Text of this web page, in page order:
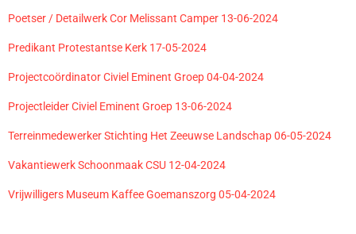
Poetser / Detailwerk Cor Melissant Camper 13-06-2024
Predikant Protestantse Kerk 17-05-2024
Projectcoördinator Civiel Eminent Groep 04-04-2024
Projectleider Civiel Eminent Groep 13-06-2024
Terreinmedewerker Stichting Het Zeeuwse Landschap 06-05-2024
Vakantiewerk Schoonmaak CSU 12-04-2024
Vrijwilligers Museum Kaffee Goemanszorg 05-04-2024